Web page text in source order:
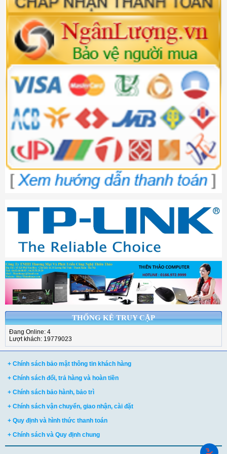
THỐNG KÊ TRUY CẬP
Đang Online: 4
Lượt khách: 19779023
+ Chính sách bảo mật thông tin khách hàng
+ Chính sách đổi, trả hàng và hoàn tiền
+ Chính sách bảo hành, bảo trì
+ Chính sách vận chuyển, giao nhận, cài đặt
+ Quy định và hình thức thanh toán
+ Chính sách và Quy định chung